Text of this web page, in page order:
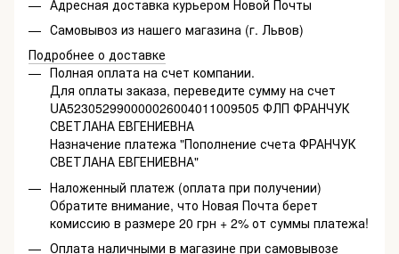
Адресная доставка курьером Новой Почты
Самовывоз из нашего магазина (г. Львов)
Подробнее о доставке
Полная оплата на счет компании.
Для оплаты заказа, переведите сумму на счет
UA523052990000026004011009505 ФЛП ФРАНЧУК
СВЕТЛАНА ЕВГЕНИЕВНА
Назначение платежа "Пополнение счета ФРАНЧУК
СВЕТЛАНА ЕВГЕНИЕВНА"
Наложенный платеж (оплата при получении)
Обратите внимание, что Новая Почта берет
комиссию в размере 20 грн + 2% от суммы платежа!
Оплата наличными в магазине при самовывозе